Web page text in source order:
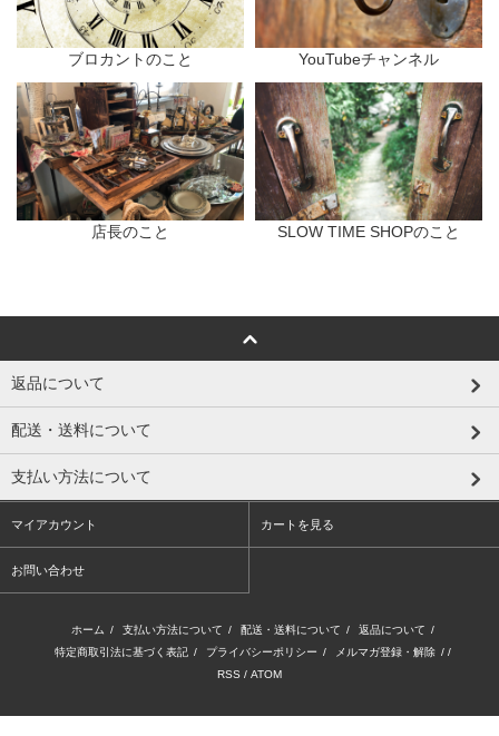
ブロカントのこと YouTubeチャンネル
店長のこと SLOW TIME SHOPのこと
返品について
配送・送料について
支払い方法について
マイアカウント カートを見る
お問い合わせ
ホーム / 支払い方法について / 配送・送料について / 返品について /
特定商取引法に基づく表記 / プライバシーポリシー / メルマガ登録・解除 / /
RSS / ATOM